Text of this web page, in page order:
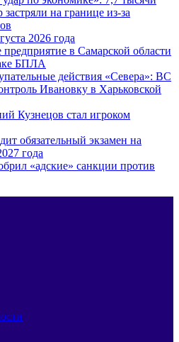
на границе из-за
2026 года
в Самарской области
БПЛА
действия «Севера»: ВС
Ивановку в Харьковской
Кузнецов стал игроком
обязательный экзамен на
года
«адские» санкции против